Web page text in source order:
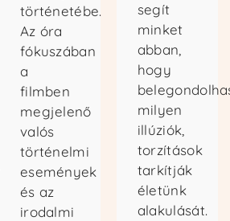
történetébe.
Az óra
fókuszában
a
filmben
megjelenő
valós
történelmi
események
és az
irodalmi
segít
minket
abban,
hogy
milyen
illúziók,
torzítások
tarkítják
életünk
alakulását.